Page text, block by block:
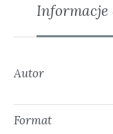
Informacje
Autor
Format